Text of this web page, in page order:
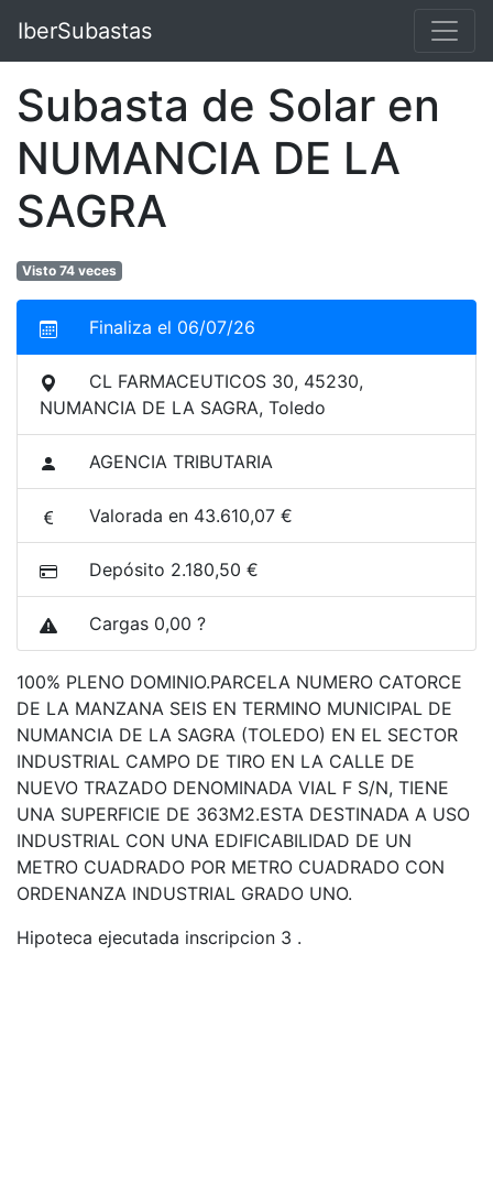
IberSubastas
Subasta de Solar en
NUMANCIA DE LA
SAGRA
Visto 74 veces
Finaliza el 06/07/26
CL FARMACEUTICOS 30, 45230,
NUMANCIA DE LA SAGRA, Toledo
AGENCIA TRIBUTARIA
Valorada en 43.610,07 €
Depósito 2.180,50 €
Cargas 0,00 ?
100% PLENO DOMINIO.PARCELA NUMERO CATORCE
DE LA MANZANA SEIS EN TERMINO MUNICIPAL DE
NUMANCIA DE LA SAGRA (TOLEDO) EN EL SECTOR
INDUSTRIAL CAMPO DE TIRO EN LA CALLE DE
NUEVO TRAZADO DENOMINADA VIAL F S/N, TIENE
UNA SUPERFICIE DE 363M2.ESTA DESTINADA A USO
INDUSTRIAL CON UNA EDIFICABILIDAD DE UN
METRO CUADRADO POR METRO CUADRADO CON
ORDENANZA INDUSTRIAL GRADO UNO.
Hipoteca ejecutada inscripcion 3 .